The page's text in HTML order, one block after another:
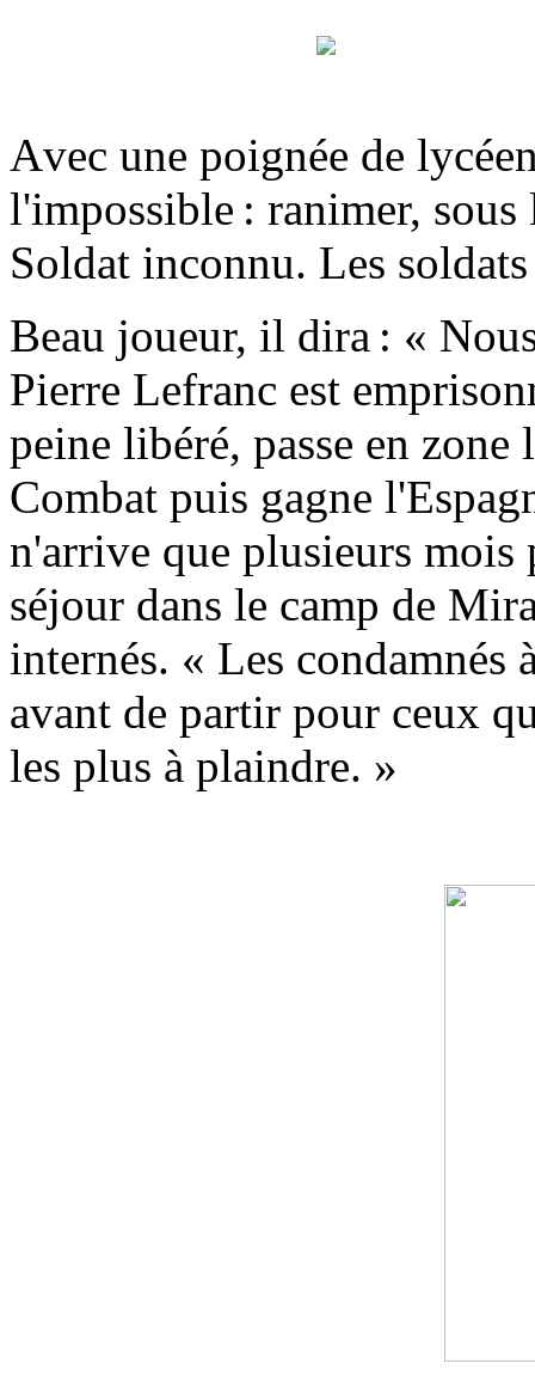
Avec une poignée de
l'impossible : ranimer,
Soldat inconnu. Les
Beau joueur, il dira : «
Pierre Lefranc est
peine libéré, passe en
Com­bat puis gagne
n'arrive que plusieurs
séjour dans le camp de
internés. « Les condamnés
avant de partir pour ceux
les plus à plaindre. »